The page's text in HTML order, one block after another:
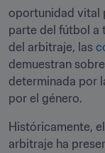
oportunidad vital
parte del fútbol a
del arbitraje, las
demuestran
determinada por
por el género.
Históricamente,
arbitraje ha